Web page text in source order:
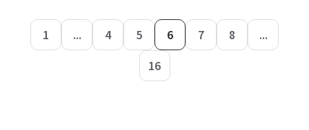
1 ... 4 5 6 7 8
...
16